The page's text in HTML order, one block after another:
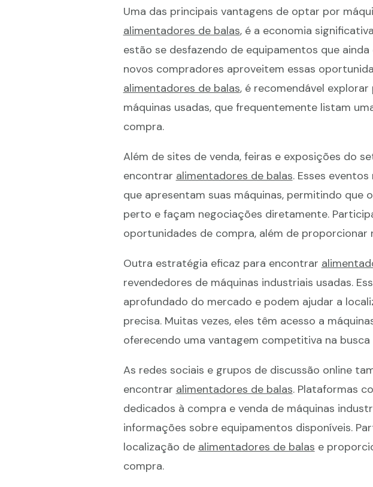
Uma das principais vantagens de optar por
alimentadores de balas, é a economia
estão se desfazendo de equipamentos que
novos compradores aproveitem essas
alimentadores de balas, é recomendável
máquinas usadas, que frequentemente listam
compra.
Além de sites de venda, feiras e exposições do
encontrar alimentadores de balas. Esses
que apresentam suas máquinas, permitindo que
perto e façam negociações diretamente.
oportunidades de compra, além de
Outra estratégia eficaz para encontrar
revendedores de máquinas industriais usadas.
aprofundado do mercado e podem ajudar a
precisa. Muitas vezes, eles têm acesso a
oferecendo uma vantagem competitiva na busca
As redes sociais e grupos de discussão online
encontrar alimentadores de balas. Plataformas
dedicados à compra e venda de máquinas
informações sobre equipamentos disponíveis.
localização de alimentadores de balas e
compra.